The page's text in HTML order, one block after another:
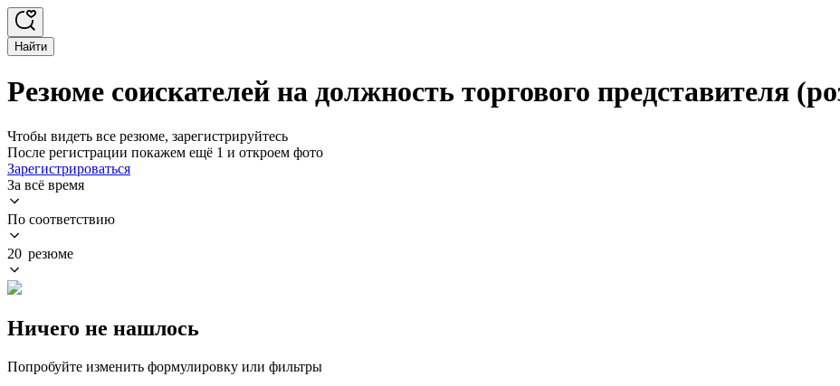
Найти
Резюме соискателей на должность торгового представителя
Чтобы видеть все резюме, зарегистрируйтесь
После регистрации покажем ещё 1 и откроем фото
Зарегистрироваться
За всё время
По соответствию
20 резюме
Ничего не нашлось
Попробуйте изменить формулировку или фильтры